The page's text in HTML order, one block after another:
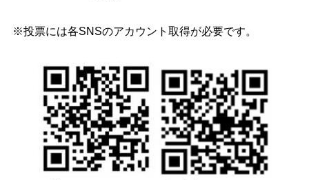
※投票には各SNSのアカウント取得が必要です。